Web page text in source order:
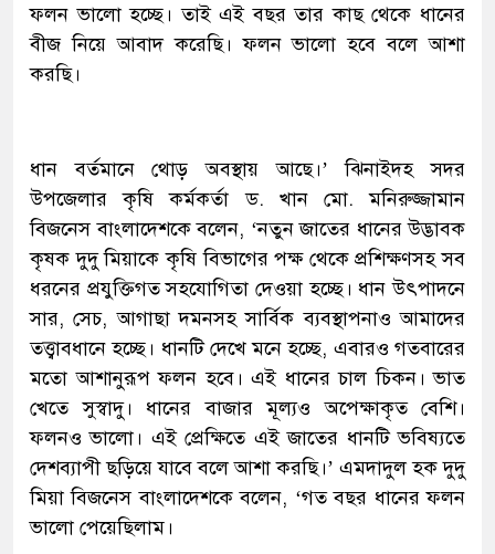
ফলন ভালো হচ্ছে। তাই এই বছর তার কাছ থেকে ধানের
বীজ নিয়ে আবাদ করেছি। ফলন ভালো হবে বলে আশা
করছি।
ধান বর্তমানে থোড় অবস্থায় আছে।’ ঝিনাইদহ সদর
উপজেলার কৃষি কর্মকর্তা ড. খান মো. মনিরুজ্জামান
বিজনেস বাংলাদেশকে বলেন, ‘নতুন জাতের ধানের উদ্ভাবক
কৃষক দুদু মিয়াকে কৃষি বিভাগের পক্ষ থেকে প্রশিক্ষণসহ সব
ধরনের প্রযুক্তিগত সহযোগিতা দেওয়া হচ্ছে। ধান উৎপাদনে
সার, সেচ, আগাছা দমনসহ সার্বিক ব্যবস্থাপনাও আমাদের
তত্ত্বাবধানে হচ্ছে। ধানটি দেখে মনে হচ্ছে, এবারও গতবারের
মতো আশানুরূপ ফলন হবে। এই ধানের চাল চিকন। ভাত
খেতে সুস্বাদু। ধানের বাজার মূল্যও অপেক্ষাকৃত বেশি।
ফলনও ভালো। এই প্রেক্ষিতে এই জাতের ধানটি ভবিষ্যতে
দেশব্যাপী ছড়িয়ে যাবে বলে আশা করছি।’ এমদাদুল হক দুদু
মিয়া বিজনেস বাংলাদেশকে বলেন, ‘গত বছর ধানের ফলন
ভালো পেয়েছিলাম।